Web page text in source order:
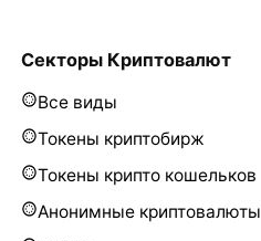
Секторы Криптовалют
Все виды
Токены криптобирж
Токены крипто кошельков
Анонимные криптовалюты